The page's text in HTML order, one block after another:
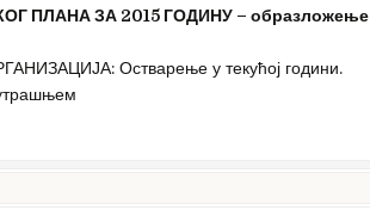
ПЛАНА ЗА 2015 ГОДИНУ – образложење
Остварење у текућој години.